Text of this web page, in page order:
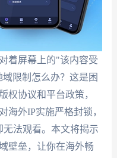
着屏幕上的"该内容受
限制怎么办？这是困
权协议和平台政策，
海外IP实施严格封锁，
法观看。本文将揭示
壁垒，让你在海外畅